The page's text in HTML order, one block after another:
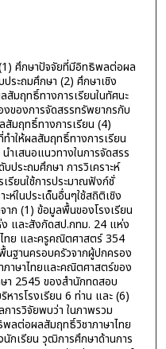
ศึกษาปัจจัยที่มีอิทธิพลต่อผล
ระถมศึกษา (2) ศึกษาเชิง
มฤทธิ์ทางการเรียนในทัศนะ
ของการจัดสรรทรัพยากรกับ
มฤทธิ์ทางการเรียน (4)
ำให้ผลสัมฤทธิ์ทางการเรียน
ำเสนอแนวทางในการจัดสรร
ประถมศึกษา การวิเคราะห์
ยนใช้การประมาณฟังก์ชั่
ห์ในประเด็นอื่นๆใช้สถิติเชิง
าก (1) ข้อมูลพื้นของโรงเรียน
และสังกัดสป.กทม. 24 แห่ง
ทย และครูคณิตศาสตร์ 354
ฐานครอบครัวจากผู้ปกครอง
าษาไทยและคณิตศาสตร์ของ
า 2545 ของสำนักทดสอบ
ารโรงเรียน 6 ท่าน และ (6)
ารวิจัยพบว่า ในภาพรวม
ลต่อผลสัมฤทธิ์วิชาภาษาไทย
กเรียน วุฒิการศึกษาด้านการ